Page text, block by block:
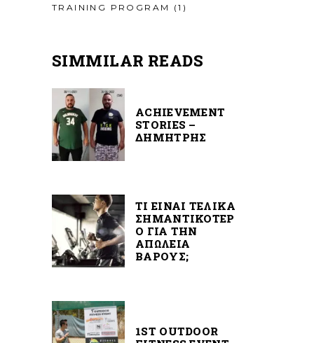
TRAINING PROGRAM (1)
SIMMILAR READS
ACHIEVEMENT
STORIES –
ΔΗΜΉΤΡΗΣ
ΤΙ ΕΙΝΑΙ ΤΕΛΙΚΑ
ΣΗΜΑΝΤΙΚΟΤΕΡ
Ο ΓΙΑ ΤΗΝ
ΑΠΩΛΕΙΑ
ΒΑΡΟΥΣ;
1ST OUTDOOR